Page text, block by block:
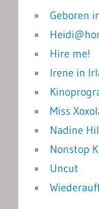
Geboren
Hire me!
Irene in
Miss
Nadine
Nonstop
Uncut